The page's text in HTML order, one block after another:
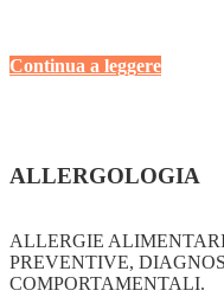
Continua a leggere
ALLERGOLOGIA
ALLERGIE
PREVENTIVE,
COMPORTAMENTALI.